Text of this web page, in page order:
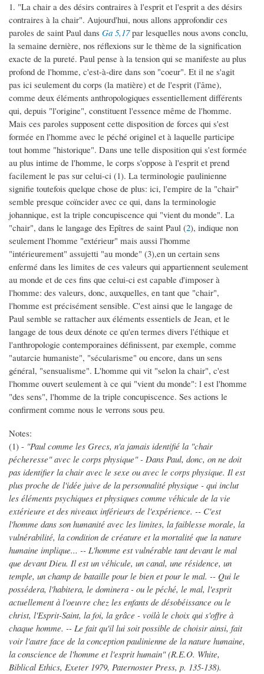
1. "La chair a des désirs contraires à l'esprit et l'esprit a des désirs
contraires à la chair". Aujourd'hui, nous allons approfondir ces
paroles de saint Paul dans Ga 5,17par lesquelles nous avons conclu,
la semaine dernière, nos réflexions sur le thème de la signification
exacte de la pureté. Paul pense à la tension qui se manifeste au plus
profond de l'homme, c'est-à-dire dans son "coeur". Et il ne s'agit
pas ici seulement du corps (la matière) et de l'esprit (l'âme),
comme deux éléments anthropologiques essentiellement différents
qui, depuis "l'origine", constituent l'essence même de l'homme.
Mais ces paroles supposent cette disposition de forces qui s'est
formée en l'homme avec le péché originel et à laquelle participe
tout homme "historique". Dans une telle disposition qui s'est formée
au plus intime de l'homme, le corps s'oppose à l'esprit et prend
facilement le pas sur celui-ci (1). La terminologie paulinienne
signifie toutefois quelque chose de plus: ici, l'empire de la "chair"
semble presque coïncider avec ce qui, dans la terminologie
johannique, est la triple concupiscence qui "vient du monde". La
"chair", dans le langage des Epîtres de saint Paul (2), indique non
seulement l'homme "extérieur" mais aussi l'homme
"intérieurement" assujetti "au monde" (3),en un certain sens
enfermé dans les limites de ces valeurs qui appartiennent seulement
au monde et de ces fins que celui-ci est capable d'imposer à
l'homme: des valeurs, donc, auxquelles, en tant que "chair",
l'homme est précisément sensible. C'est ainsi que le langage de
Paul semble se rattacher aux éléments essentiels de Jean, et le
langage de tous deux dénote ce qu'en termes divers l'éthique et
l'anthropologie contemporaines définissent, par exemple, comme
"autarcie humaniste", "sécularisme" ou encore, dans un sens
général, "sensualisme". L'homme qui vit "selon la chair", c'est
l'homme ouvert seulement à ce qui "vient du monde": l est l'homme
"des sens", l'homme de la triple concupiscence. Ses actions le
confirment comme nous le verrons sous peu.
Notes:
(1) - "Paul comme les Grecs, n'a jamais identifié la "chair
pécheresse" avec le corps physique" - Dans Paul, donc, on ne doit
pas identifier la chair avec le sexe ou avec le corps physique. Il est
plus proche de l'idée juive de la personnalité physique - qui inclut
les éléments psychiques et physiques comme véhicule de la vie
extérieure et des niveaux inférieurs de l'expérience. -- C'est
l'homme dans son humanité avec les limites, la faiblesse morale, la
vulnérabilité, la condition de créature et la mortalité que la nature
humaine implique... -- L'homme est vulnérable tant devant le mal
que devant Dieu. Il est un véhicule, un canal, une résidence, un
temple, un champ de bataille pour le bien et pour le mal. -- Qui le
possédera, l'habitera, le dominera - ou le péché, le mal, l'esprit
actuellement à l'oeuvre chez les enfants de désobéissance ou le
christ, l'Esprit-Saint, la foi, la grâce - voilà le choix qui s'offre à
chaque homme. -- Le fait qu'il lui soit possible de choisir ainsi, fait
voir l'autre face de la conception paulinienne de la nature humaine,
la conscience de l'homme et l'esprit humain" (R.E.O. White,
Biblical Ethics, Exeter 1979, Paternoster Press, p. 135-138).